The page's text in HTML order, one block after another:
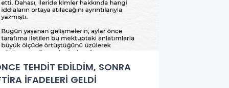
TEHDİT EDİLDİM, SONRA
İFADELERİ GELDİ